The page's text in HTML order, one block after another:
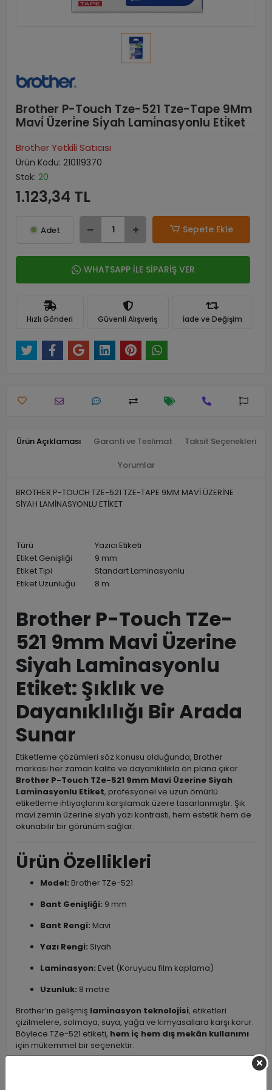
Brother P-Touch Tze-521 Tze-Tape 9Mm
Mavi̇ Üzeri̇ne Si̇yah Lami̇nasyonlu Eti̇ket
Brother Yetkili Satıcısı
Ürün Kodu: 210119370
Stok: 20
1.123,34 TL
Adet Sepete Ekle
WHATSAPP İLE SİPARİŞ VER
Hızlı Gönderi Güvenli Alışveriş İade ve Değişim
Ürün Açıklaması Garanti ve Teslimat Taksit Seçenekleri
Yorumlar
BROTHER P-TOUCH TZE-521 TZE-TAPE 9MM MAVİ ÜZERİNE
SİYAH LAMİNASYONLU ETİKET
Türü
Yazıcı Etiketi
Etiket Genişliği
9 mm
Etiket Tipi
Standart Laminasyonlu
Etiket Uzunluğu
8 m
Brother P-Touch TZe-
521 9mm Mavi Üzerine
Siyah Laminasyonlu
Etiket: Şıklık ve
Dayanıklılığı Bir Arada
Sunar
Etiketleme çözümleri söz konusu olduğunda, Brother
markası her zaman kalite ve dayanıklılıkla ön plana çıkar.
Brother P-Touch TZe-521 9mm Mavi Üzerine Siyah
Laminasyonlu Etiket, profesyonel ve uzun ömürlü
etiketleme ihtiyaçlarını karşılamak üzere tasarlanmıştır. Şık
mavi zemin üzerine siyah yazı kontrastı, hem estetik hem de
okunabilir bir görünüm sağlar.
Ürün Özellikleri
Model: Brother TZe-521
Bant Genişliği: 9 mm
Bant Rengi: Mavi
Yazı Rengi: Siyah
Laminasyon: Evet (Koruyucu film kaplama)
Uzunluk: 8 metre
Brother’ın gelişmiş laminasyon teknolojisi, etiketleri
çizilmelere, solmaya, suya, yağa ve kimyasallara karşı korur.
Böylece TZe-521 etiketi, hem iç hem dış mekân kullanımı
için mükemmel bir seçenektir.